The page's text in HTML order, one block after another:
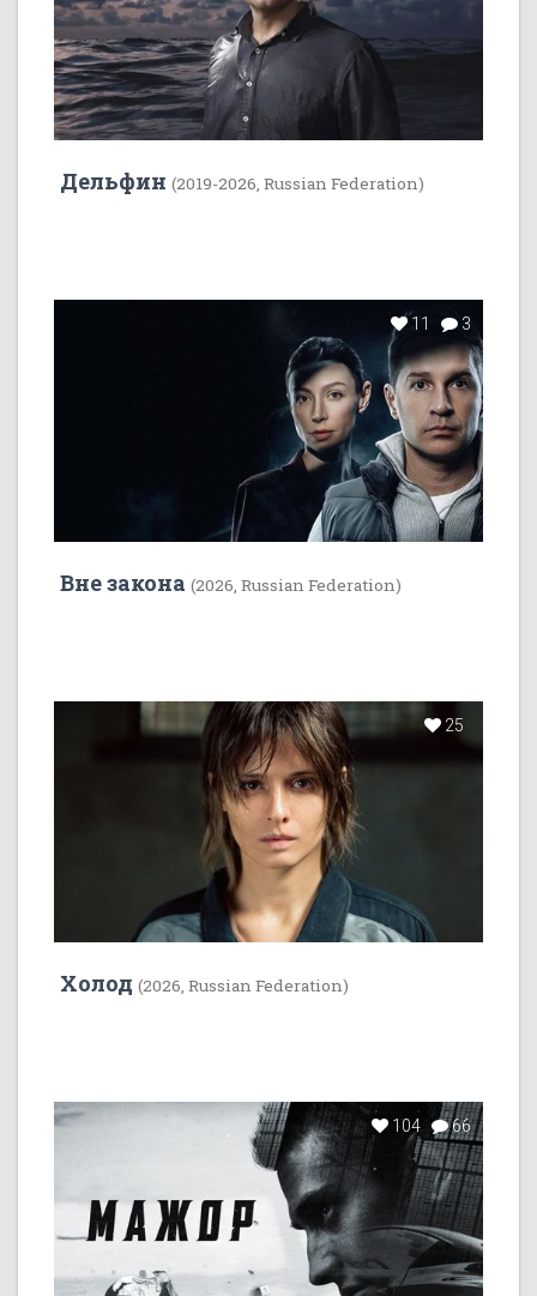
Дельфин (2019-2026, Russian Federation)
11 3
Вне закона (2026, Russian Federation)
25
Холод (2026, Russian Federation)
104 66